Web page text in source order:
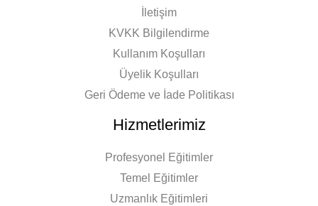
İletişim
KVKK Bilgilendirme
Kullanım Koşulları
Üyelik Koşulları
Geri Ödeme ve İade Politikası
Hizmetlerimiz
Profesyonel Eğitimler
Temel Eğitimler
Uzmanlık Eğitimleri